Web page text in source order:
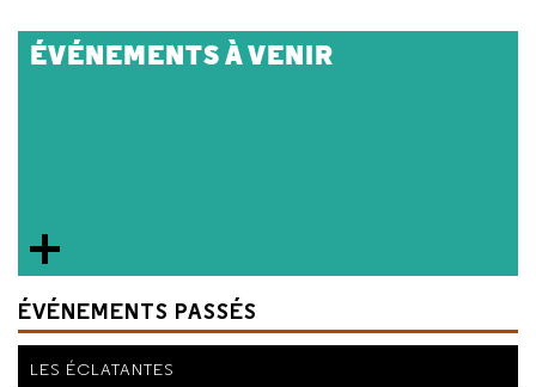
ÉVÉNEMENTS À VENIR
ÉVÉNEMENTS PASSÉS
LES ÉCLATANTES